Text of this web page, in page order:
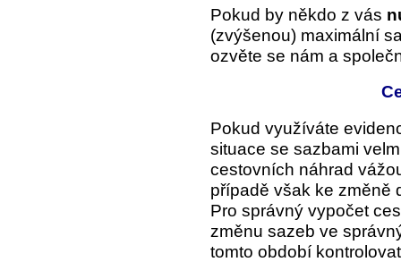
Pokud by někdo z vás
(zvýšenou) maximální
ozvěte se nám a
Pokud využíváte
situace se sazbami
cestovních náhrad
případě však ke změně
Pro správný vypočet
změnu sazeb ve
tomto období